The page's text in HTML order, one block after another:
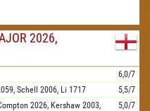
2026,
6,0/7
Schell 2006, Li 1717
5,5/7
2026, Kershaw 2003,
5,0/7